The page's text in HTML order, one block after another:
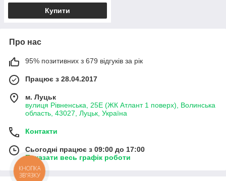
Купити
Про нас
95% позитивних з 679 відгуків за рік
Працює з 28.04.2017
м. Луцьк
вулиця Рівненська, 25Е (ЖК Атлант 1 поверх), Волинська
область, 43027, Луцьк, Україна
Контакти
Сьогодні працює з 09:00 до 17:00
Показати весь графік роботи
КНОПКА
ЗВ'ЯЗКУ